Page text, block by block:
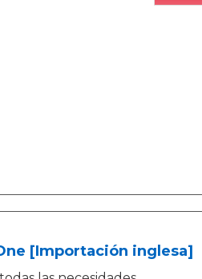
[Importación inglesa]